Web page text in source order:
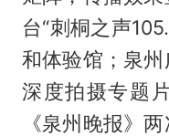
台“刺桐之声
和体验馆；泉
深度拍摄专题
《泉州晚报》